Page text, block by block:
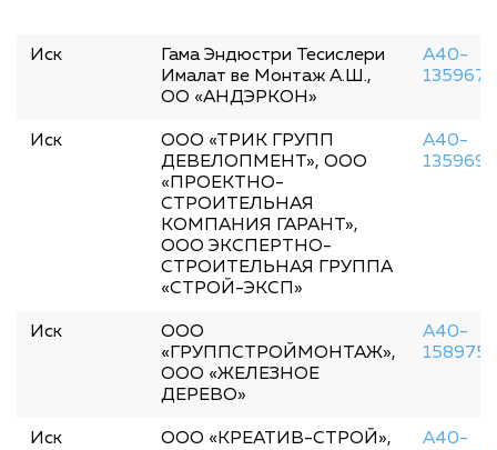
Иск
Гама Эндюстри Тесислери
Ималат ве Монтаж А.Ш.,
ОО «АНДЭРКОН»
А40-
Иск
ООО «ТРИК ГРУПП
ДЕВЕЛОПМЕНТ», ООО
«ПРОЕКТНО-
СТРОИТЕЛЬНАЯ
КОМПАНИЯ ГАРАНТ»,
ООО ЭКСПЕРТНО-
СТРОИТЕЛЬНАЯ ГРУППА
«СТРОЙ-ЭКСП»
А40-
Иск
ООО
«ГРУППСТРОЙМОНТАЖ»,
ООО «ЖЕЛЕЗНОЕ
ДЕРЕВО»
А40-
Иск
ООО «КРЕАТИВ-СТРОЙ»,
А40-